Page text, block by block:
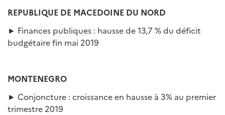
REPUBLIQUE DE MACEDOINE DU NORD
► Finances publiques : hausse de 13,7 % du déficit
budgétaire fin mai 2019
MONTENEGRO
► Conjoncture : croissance en hausse à 3% au premier
trimestre 2019